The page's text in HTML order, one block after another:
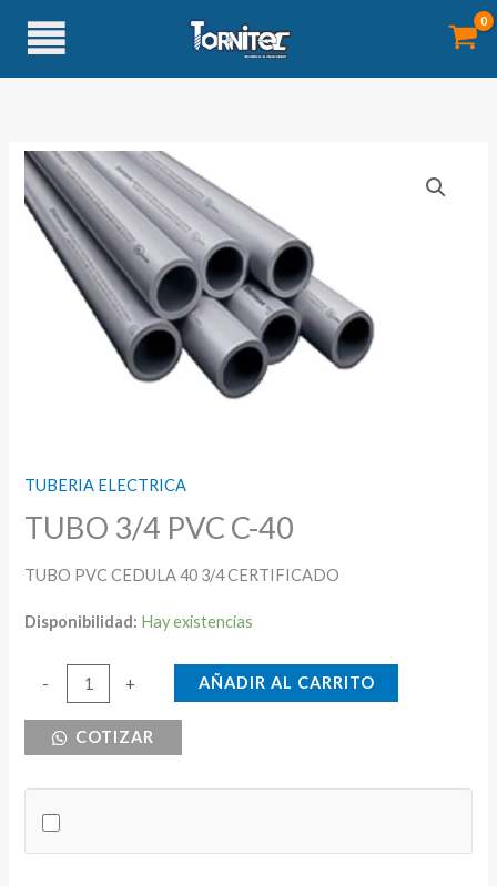
contenido
TUBERIA ELECTRICA
TUBO 3/4 PVC C-40
TUBO PVC CEDULA 40 3/4 CERTIFICADO
Disponibilidad: Hay existencias
-
PVC
cantidad
+ AÑADIR AL CARRITO
COTIZAR